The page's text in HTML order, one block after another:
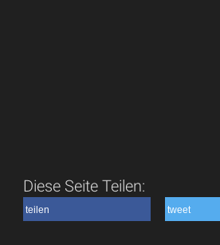
Diese Seite Teilen:
teilen tweet